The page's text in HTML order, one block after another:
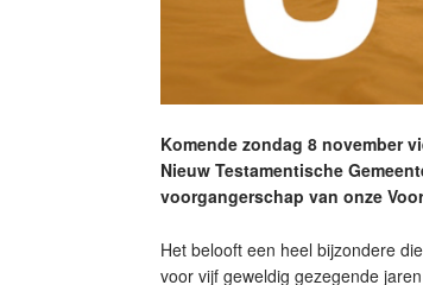
Komende zondag 8 november
Nieuw Testamentische
voorgangerschap van onze
Het belooft een heel bijzondere
voor vijf geweldig gezegende